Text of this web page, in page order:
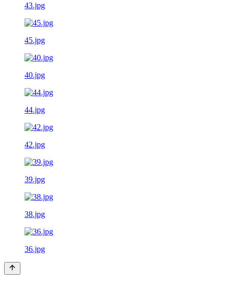
43.jpg
45.jpg
40.jpg
44.jpg
42.jpg
39.jpg
38.jpg
36.jpg